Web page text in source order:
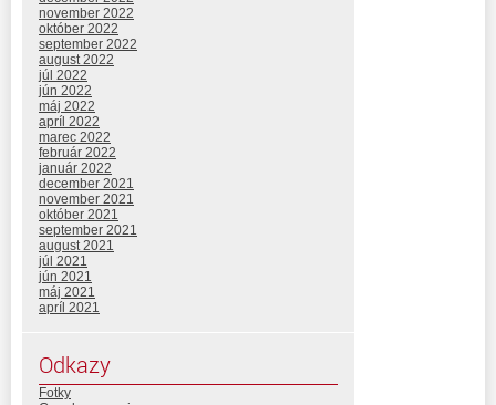
november 2022
október 2022
september 2022
august 2022
júl 2022
jún 2022
máj 2022
apríl 2022
marec 2022
február 2022
január 2022
december 2021
november 2021
október 2021
september 2021
august 2021
júl 2021
jún 2021
máj 2021
apríl 2021
Odkazy
Fotky